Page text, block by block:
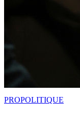
PROPOLITIQUE